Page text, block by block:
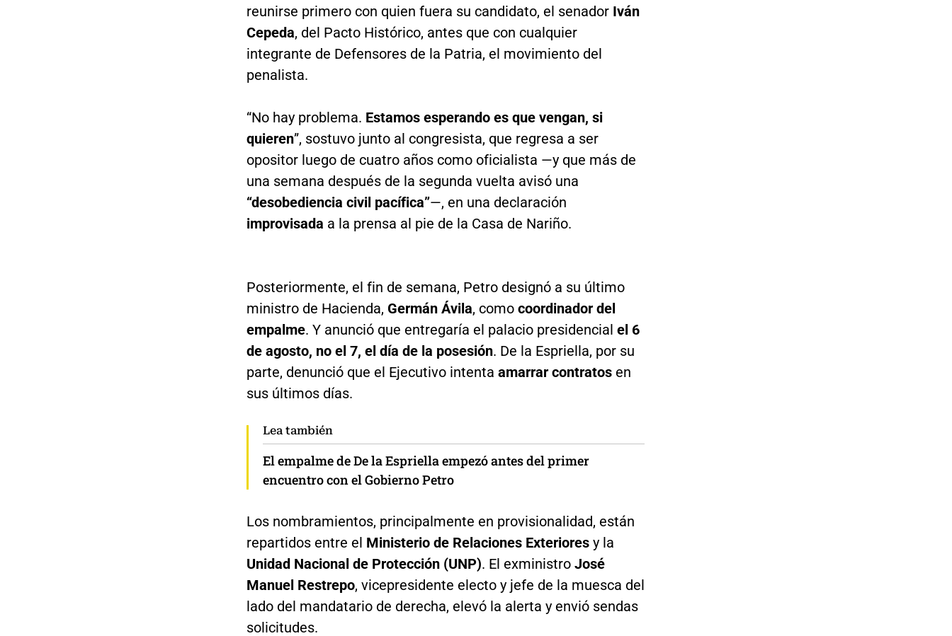
reunirse primero con quien fuera su candidato, el senadorIván
Cepeda, del Pacto Histórico, antes que con cualquier
integrante de Defensores de la Patria, el movimiento del
penalista.
“No hay problema. Estamos esperando es que vengan, si
quieren”, sostuvo junto al congresista, que regresa a ser
opositor luego de cuatro años como oficialista —y que más de
una semana después de la segunda vuelta avisó una
“desobediencia civil pacífica”—, en una declaración
improvisada a la prensa al pie de la Casa de Nariño.
Posteriormente, el fin de semana, Petro designó a su último
ministro de Hacienda, Germán Ávila, como coordinador del
empalme. Y anunció que entregaría el palacio presidencial el 6
de agosto, no el 7, el día de la posesión. De la Espriella, por su
parte, denunció que el Ejecutivo intenta amarrar contratos en
sus últimos días.
Lea también
El empalme de De la Espriella empezó antes del primer
encuentro con el Gobierno Petro
Los nombramientos, principalmente en provisionalidad, están
repartidos entre el Ministerio de Relaciones Exterioresy la
Unidad Nacional de Protección (UNP). El exministro José
Manuel Restrepo, vicepresidente electo y jefe de la muesca del
lado del mandatario de derecha, elevó la alerta y envió sendas
solicitudes.